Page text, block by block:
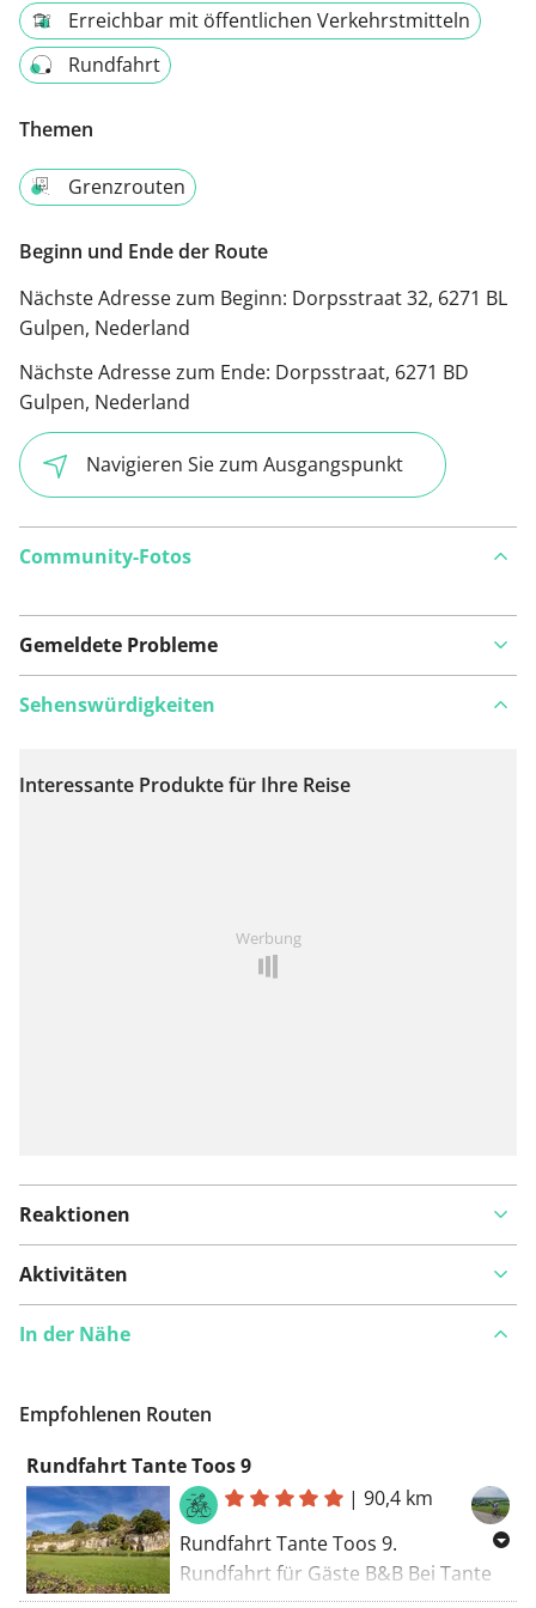
Erreichbar mit öffentlichen Verkehrstmitteln
Rundfahrt
Themen
Grenzrouten
Beginn und Ende der Route
Nächste Adresse zum Beginn: Dorpsstraat 32, 6271 BL
Gulpen, Nederland
Nächste Adresse zum Ende: Dorpsstraat, 6271 BD
Gulpen, Nederland
Navigieren Sie zum Ausgangspunkt
Community-Fotos
Gemeldete Probleme
Auf Karte anzeigen
Sehenswürdigkeiten
Interessante Produkte für Ihre Reise
Werbung
Reaktionen
Aktivitäten
In der Nähe
Empfohlenen Routen
Rundfahrt Tante Toos 9
|90,4 km
Rundfahrt Tante Toos 9.
Rundfahrt für Gäste B&B Bei Tante